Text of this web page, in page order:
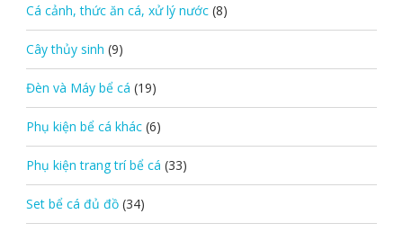
Cá cảnh, thức ăn cá, xử lý nước (8)
Cây thủy sinh (9)
Đèn và Máy bể cá (19)
Phụ kiện bể cá khác (6)
Phụ kiện trang trí bể cá (33)
Set bể cá đủ đồ (34)